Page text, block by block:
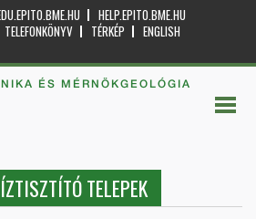
HELP.EPITO.BME.HU
TELEFONKÖNYV TÉRKÉP
ENGLISH
ÉS MÉRNÖKGEOLÓGIA
TELEPEK